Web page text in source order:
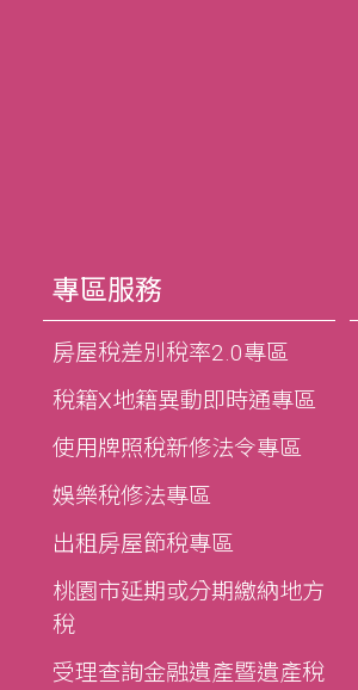
專區服務
房屋稅差別稅率2.0專區
稅籍X地籍異動即時通專區
使用牌照稅新修法令專區
娛樂稅修法專區
出租房屋節稅專區
桃園市延期或分期繳納地方
稅
受理查詢金融遺產暨遺產稅